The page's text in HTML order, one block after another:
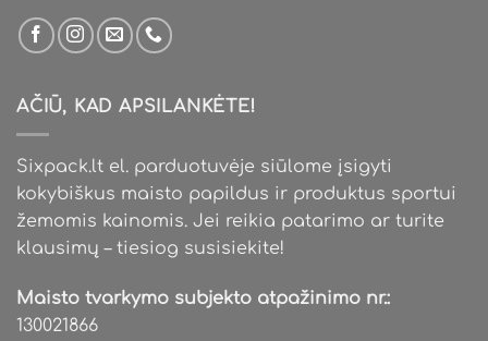
AČIŪ, KAD APSILANKĖTE!
Sixpack.lt el. parduotuvėje siūlome įsigyti
kokybiškus maisto papildus ir produktus sportui
žemomis kainomis. Jei reikia patarimo ar turite
klausimų – tiesiog susisiekite!
Maisto tvarkymo subjekto atpažinimo nr.:
130021866